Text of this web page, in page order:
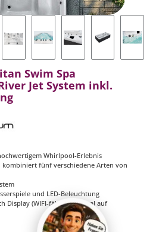
Swim Spa
Jet System inkl.
Whirlpool-Erlebnis
kombiniert fünf verschiedene Arten von
und LED-Beleuchtung
Display (WIFI-fähig. Optional auf